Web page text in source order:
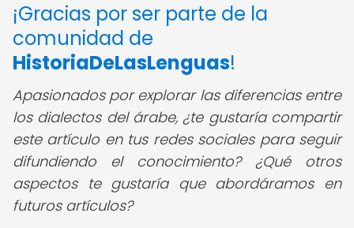
¡Gracias por ser parte de la
comunidad de
HistoriaDeLasLenguas!
Apasionados por explorar las diferencias entre
los dialectos del árabe, ¿te gustaría compartir
este artículo en tus redes sociales para seguir
difundiendo el conocimiento? ¿Qué otros
aspectos te gustaría que abordáramos en
futuros artículos?